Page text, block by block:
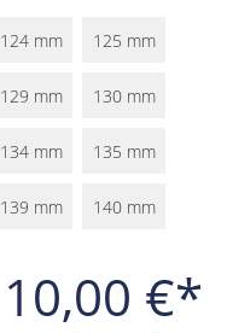
10,00 €*
124 mm 125 mm
129 mm 130 mm
134 mm 135 mm
139 mm 140 mm